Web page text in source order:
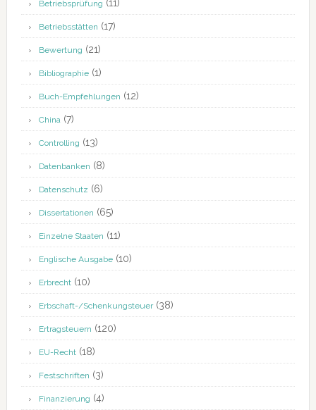
Betriebsprüfung (11)
Betriebsstätten (17)
Bewertung (21)
Bibliographie(1)
Buch-Empfehlungen (12)
China(7)
Controlling (13)
Datenbanken (8)
Datenschutz (6)
Dissertationen (65)
Einzelne Staaten (11)
Englische Ausgabe(10)
Erbrecht(10)
Erbschaft-/Schenkungsteuer(38)
Ertragsteuern (120)
EU-Recht(18)
Festschriften (3)
Finanzierung (4)